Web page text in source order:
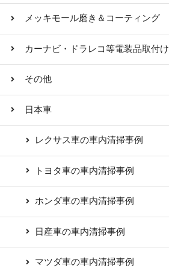
メッキモール磨き＆コーティング
カーナビ・ドラレコ等電装品取付け
その他
日本車
レクサス車の車内清掃事例
トヨタ車の車内清掃事例
ホンダ車の車内清掃事例
日産車の車内清掃事例
マツダ車の車内清掃事例